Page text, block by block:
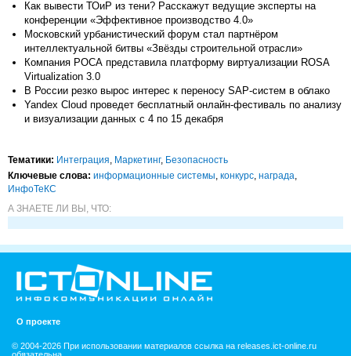
Как вывести ТОиР из тени? Расскажут ведущие эксперты на
конференции «Эффективное производство 4.0»
Московский урбанистический форум стал партнёром
интеллектуальной битвы «Звёзды строительной отрасли»
Компания РОСА представила платформу виртуализации ROSA
Virtualization 3.0
В России резко вырос интерес к переносу SAP-систем в облако
Yandex Cloud проведет бесплатный онлайн-фестиваль по анализу
и визуализации данных с 4 по 15 декабря
Тематики: Интеграция, Маркетинг, Безопасность
Ключевые слова: информационные системы, конкурс, награда,
ИнфоТеКС
А ЗНАЕТЕ ЛИ ВЫ, ЧТО:
О проекте
© 2004-2026 При использовании материалов ссылка на releases.ict-online.ru